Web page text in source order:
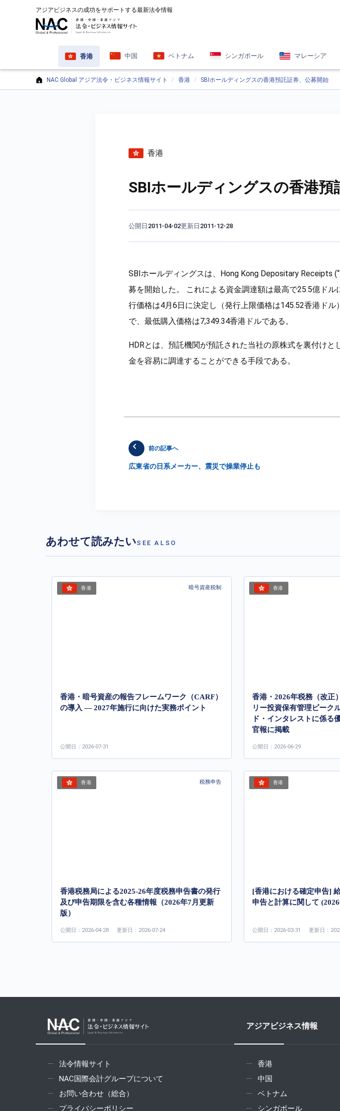
アジアビジネスの成功をサポートする最新法令情報
香港 中国 ベトナム シンガポール マレーシア
NAC Global アジア法令・ビジネス情報サイト 香港 SBIホールディングスの香港預託証券、公募開始
香港
SBIホールディングスの香港預
公開日 2011-04-02更新日 2011-12-28
SBIホールディングスは、Hong Kong Depositary Receipts
募を開始した。 これによる資金調達額は最高で25.5億ド
行価格は4月6日に決定し（発行上限価格は145.52香港ド
で、最低購入価格は7,349.34香港ドルである。
HDRとは、預託機関が預託された当社の原株式を裏付け
金を容易に調達することができる手段である。
前の記事へ
広東省の日系メーカー、震災で操業停止も
あわせて読みたいSEE ALSO
香港 暗号資産税制
香港・暗号資産の報告フレームワーク（CARF）
の導入 ― 2027年施行に向けた実務ポイント
公開日：2026-07-31
香港
香港・2026年税務（改正
リー投資保有管理ビーク
ド・インタレストに係る
官報に掲載
公開日：2026-06-29
香港 税務申告
香港税務局による2025-26年度税務申告書の発行
及び申告期限を含む各種情報（2026年7月更新
版）
公開日：2026-04-28 更新日：2026-07-24
香港
[香港における確定申告]
申告と計算に関して
公開日：2026-03-31 更新日：
法令情報サイト
NAC国際会計グループについて
お問い合わせ（総合）
プライバシーポリシー
アジアビジネス情報
香港
中国
ベトナム
シンガポール